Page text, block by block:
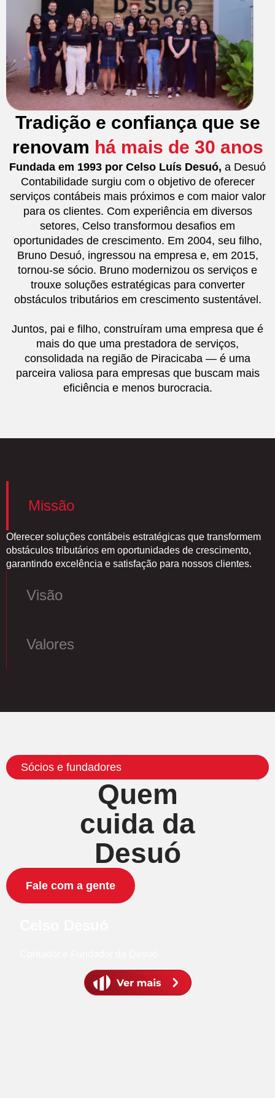
Tradição e confiança que se
renovam há mais de 30 anos
Fundada em 1993 por Celso Luís Desuó, a Desuó
Contabilidade surgiu com o objetivo de oferecer
serviços contábeis mais próximos e com maior valor
para os clientes. Com experiência em diversos
setores, Celso transformou desafios em
oportunidades de crescimento. Em 2004, seu filho,
Bruno Desuó, ingressou na empresa e, em 2015,
tornou-se sócio. Bruno modernizou os serviços e
trouxe soluções estratégicas para converter
obstáculos tributários em crescimento sustentável.
Juntos, pai e filho, construíram uma empresa que é
mais do que uma prestadora de serviços,
consolidada na região de Piracicaba — é uma
parceira valiosa para empresas que buscam mais
eficiência e menos burocracia.
Missão
Oferecer soluções contábeis estratégicas que transformem
obstáculos tributários em oportunidades de crescimento,
garantindo excelência e satisfação para nossos clientes.
Visão
Valores
Sócios e fundadores
Quem
cuida da
Desuó
Fale com a gente